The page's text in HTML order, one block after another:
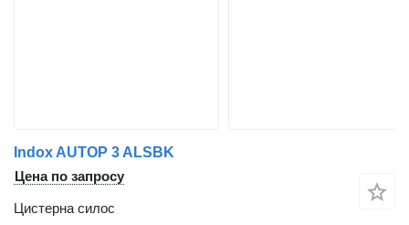
Indox AUTOP 3 ALSBK
Цена по запросу
Цистерна силос